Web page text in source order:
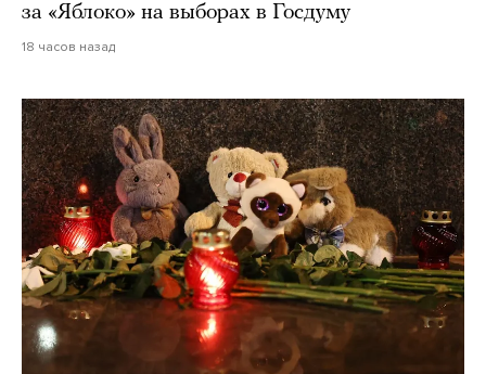
за «Яблоко» на выборах в Госдуму
18 часов назад